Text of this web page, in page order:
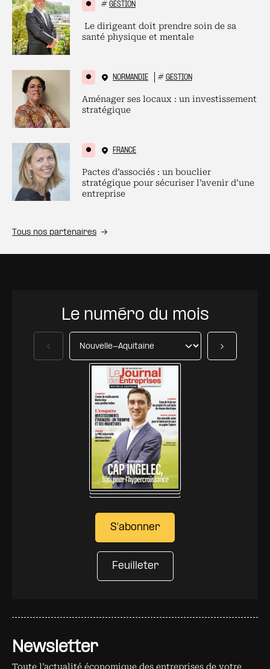
# GESTION
Le dirigeant doit prendre soin de sa
santé physique et mentale
NORMANDIE # GESTION
Aménager ses locaux : un investissement
stratégique
FRANCE
Pactes d’associés : un bouclier
stratégique pour sécuriser l’avenir d’une
entreprise
Tous nos partenaires
Newsletter
Toute l’actualité économique des entreprises de votre
Le numéro du mois
S'abonner
Feuilleter
Précédent Suivant